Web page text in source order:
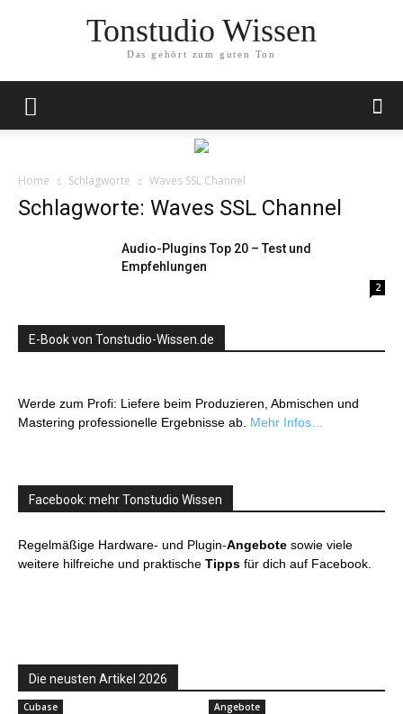
Tonstudio Wissen
Das gehört zum guten Ton
Home Schlagworte Waves SSL Channel
Schlagworte: Waves SSL Channel
Audio-Plugins Top 20 – Test und
Empfehlungen
2
E-Book von Tonstudio-Wissen.de
Werde zum Profi: Liefere beim Produzieren, Abmischen und
Mastering professionelle Ergebnisse ab. Mehr Infos…
Facebook: mehr Tonstudio Wissen
Regelmäßige Hardware- und Plugin-Angebote sowie viele
weitere hilfreiche und praktische Tipps für dich auf Facebook.
Die neusten Artikel 2026
Cubase Angebote